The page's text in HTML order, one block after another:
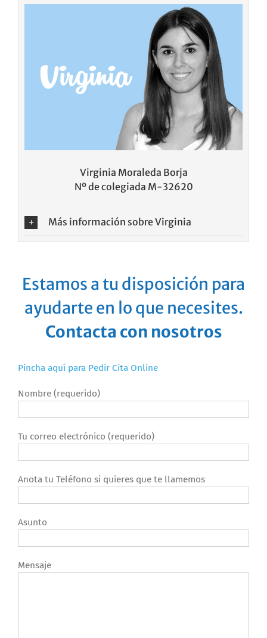
Virginia Moraleda Borja
Nº de colegiada M-32620
Más información sobre Virginia
Estamos a tu disposición para
ayudarte en lo que necesites.
Contacta con nosotros
Pincha aquí para Pedir Cita Online
Nombre (requerido)
Tu correo electrónico (requerido)
Anota tu Teléfono si quieres que te llamemos
Asunto
Mensaje